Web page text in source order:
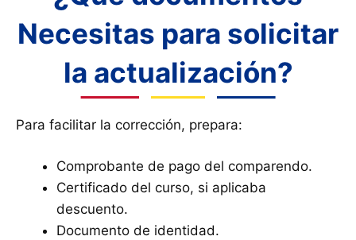
Necesitas para solicitar
la actualización?
Para facilitar la corrección, prepara:
Comprobante de pago del comparendo.
Certificado del curso, si aplicaba
descuento.
Documento de identidad.